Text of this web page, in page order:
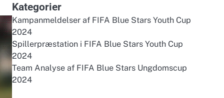
Kategorier
Kampanmeldelser af FIFA Blue Stars Youth Cup
2024
Spillerpræstation i FIFA Blue Stars Youth Cup
2024
Team Analyse af FIFA Blue Stars Ungdomscup
2024